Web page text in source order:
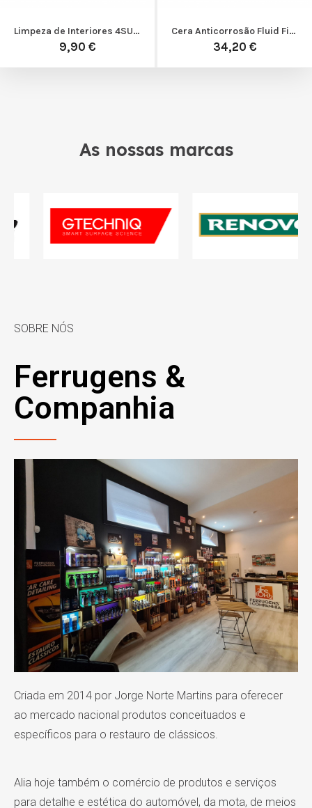
Limpeza de Interiores 4SURFACE
9,90 €
Cera Anticorrosão Fluid Film NAS Preto
34,20 €
As nossas marcas
SOBRE NÓS
Ferrugens &
Companhia
Criada em 2014 por Jorge Norte Martins para oferecer
ao mercado nacional produtos conceituados e
específicos para o restauro de clássicos.
Alia hoje também o comércio de produtos e serviços
para detalhe e estética do automóvel, da mota, de meios